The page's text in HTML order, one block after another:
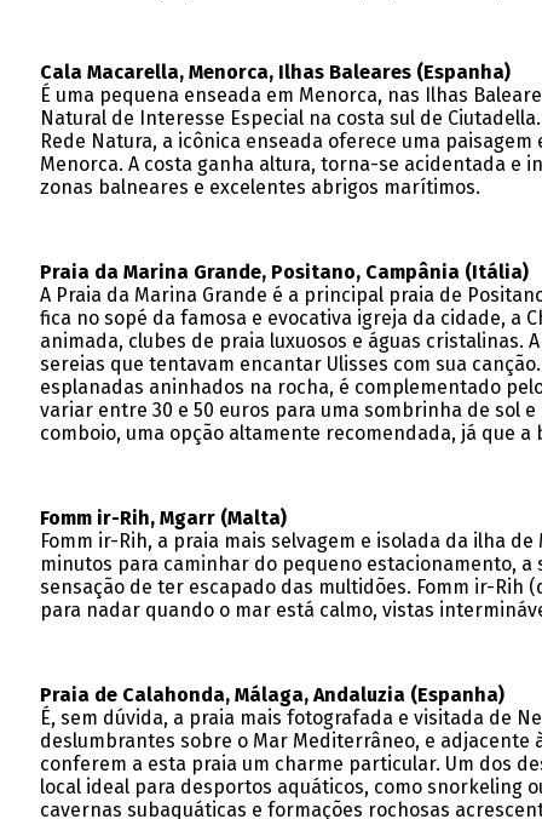
Cala Macarella, Menorca, Ilhas Baleares (Espanha)
É uma pequena enseada em Menorca, nas Ilhas
Natural de Interesse Especial na costa sul de
Rede Natura, a icônica enseada oferece uma
Menorca. A costa ganha altura, torna-se acidentada e
zonas balneares e excelentes abrigos marítimos.
Praia da Marina Grande, Positano, Campânia (Itália)
A Praia da Marina Grande é a principal praia de
fica no sopé da famosa e evocativa igreja da cidade, a
animada, clubes de praia luxuosos e águas cristalinas.
sereias que tentavam encantar Ulisses com sua
esplanadas aninhados na rocha, é complementado
variar entre 30 e 50 euros para uma sombrinha de sol
comboio, uma opção altamente recomendada, já que
Fomm ir-Rih, Mgarr (Malta)
Fomm ir-Rih, a praia mais selvagem e isolada da ilha
minutos para caminhar do pequeno estacionamento,
sensação de ter escapado das multidões. Fomm ir-Rih
para nadar quando o mar está calmo, vistas
Praia de Calahonda, Málaga, Andaluzia (Espanha)
É, sem dúvida, a praia mais fotografada e visitada de
deslumbrantes sobre o Mar Mediterrâneo, e adjacente
conferem a esta praia um charme particular. Um dos
local ideal para desportos aquáticos, como snorkeling
cavernas subaquáticas e formações rochosas